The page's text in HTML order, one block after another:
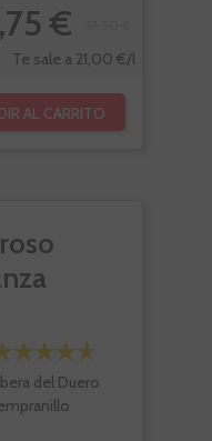
€
Te sale a 21,00 €/l
AL CARRITO
del Duero